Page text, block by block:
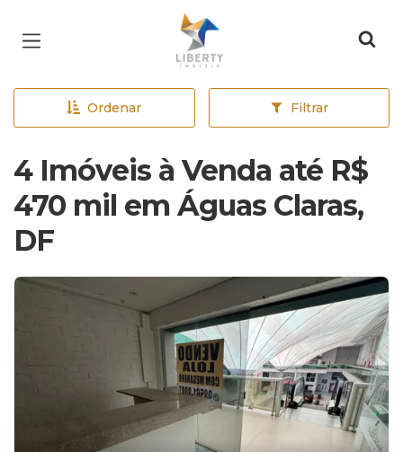
Página inicial
Ordenar Filtrar
4 Imóveis à Venda até R$
470 mil em Águas Claras,
DF